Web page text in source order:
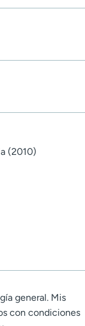
(2010)
general. Mis
con condiciones